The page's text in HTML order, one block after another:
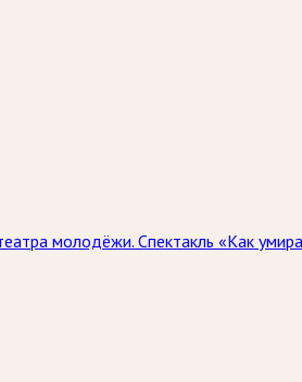
молодёжи. Спектакль «Как